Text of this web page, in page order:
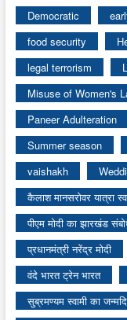
Democratic
food security
legal terrorism
Misuse of Women's
Paneer Adulteration
Summer season
vaishakh
कैलाश मानसरोवर यात्रा
पीएम मोदी का झारखंड
प्रधानमंत्री नरेंद्र मोदी
वंदे भारत ट्रेन भारत
सुब्रमण्यम स्वामी का